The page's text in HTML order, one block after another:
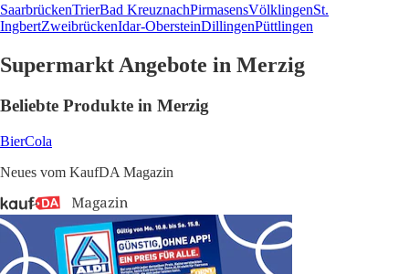
SaarbrückenTrierBad KreuznachPirmasensVölklingenSt.
IngbertZweibrückenIdar-ObersteinDillingenPüttlingen
Supermarkt Angebote in Merzig
Beliebte Produkte in Merzig
BierCola
Neues vom KaufDA Magazin